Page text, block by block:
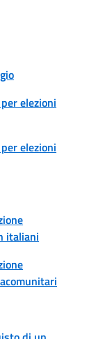
elezioni
elezioni
italiani